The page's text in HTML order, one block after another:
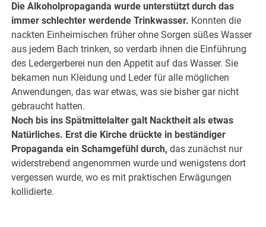
Die Alkoholpropaganda wurde unterstützt durch das
immer schlechter werdende Trinkwasser. Konnten die
nackten Einheimischen früher ohne Sorgen süßes Wasser
aus jedem Bach trinken, so verdarb ihnen die Einführung
des Ledergerberei nun den Appetit auf das Wasser. Sie
bekamen nun Kleidung und Leder für alle möglichen
Anwendungen, das war etwas, was sie bisher gar nicht
gebraucht hatten.
Noch bis ins Spätmittelalter galt Nacktheit als etwas
Natürliches. Erst die Kirche drückte in beständiger
Propaganda ein Schamgefühl durch, das zunächst nur
widerstrebend angenommen wurde und wenigstens dort
vergessen wurde, wo es mit praktischen Erwägungen
kollidierte.